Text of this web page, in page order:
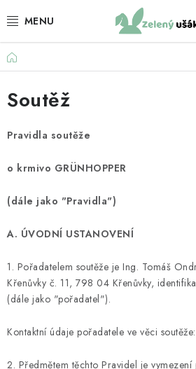
na
KRMIVO PRO KRÁLÍKY
BYLINKY PRO KRÁLÍKY
KRMIVO PRO ZDRAVÍ KRÁLÍKŮ
SENO
PAMLSKY PRO KRÁLÍKY
KRMIVO PRO MORČATA
BYLINKY PRO MORČATA
Domů
Soutěž
Pravidla soutěže
o krmivo GRÜNHOPPER
(dále jako "Pravidla")
A. ÚVODNÍ USTANOVENÍ
1. Pořadatelem soutěže je Ing. Tomáš
Křenůvky č. 11, 798 04 Křenůvky,
(dále jako "pořadatel").
Kontaktní údaje pořadatele ve věci
2. Předmětem těchto Pravidel je